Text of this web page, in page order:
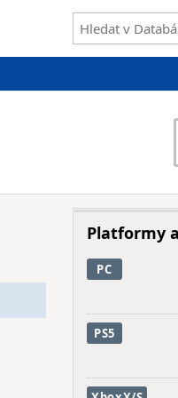
Platformy
PC
PS5